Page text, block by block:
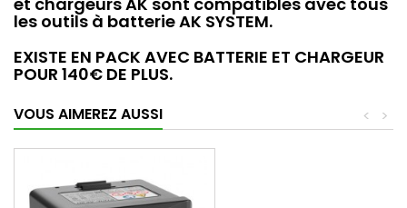
les outils à batterie AK SYSTEM.
EXISTE EN PACK AVEC BATTERIE ET CHARGEUR
POUR 140€ DE PLUS.
VOUS AIMEREZ AUSSI >
<